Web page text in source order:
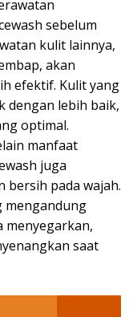
sebelum
kulit lainnya,
akan
efektif. Kulit yang
dengan lebih baik,
optimal.
manfaat
juga
bersih pada wajah.
mengandung
menyegarkan,
saat